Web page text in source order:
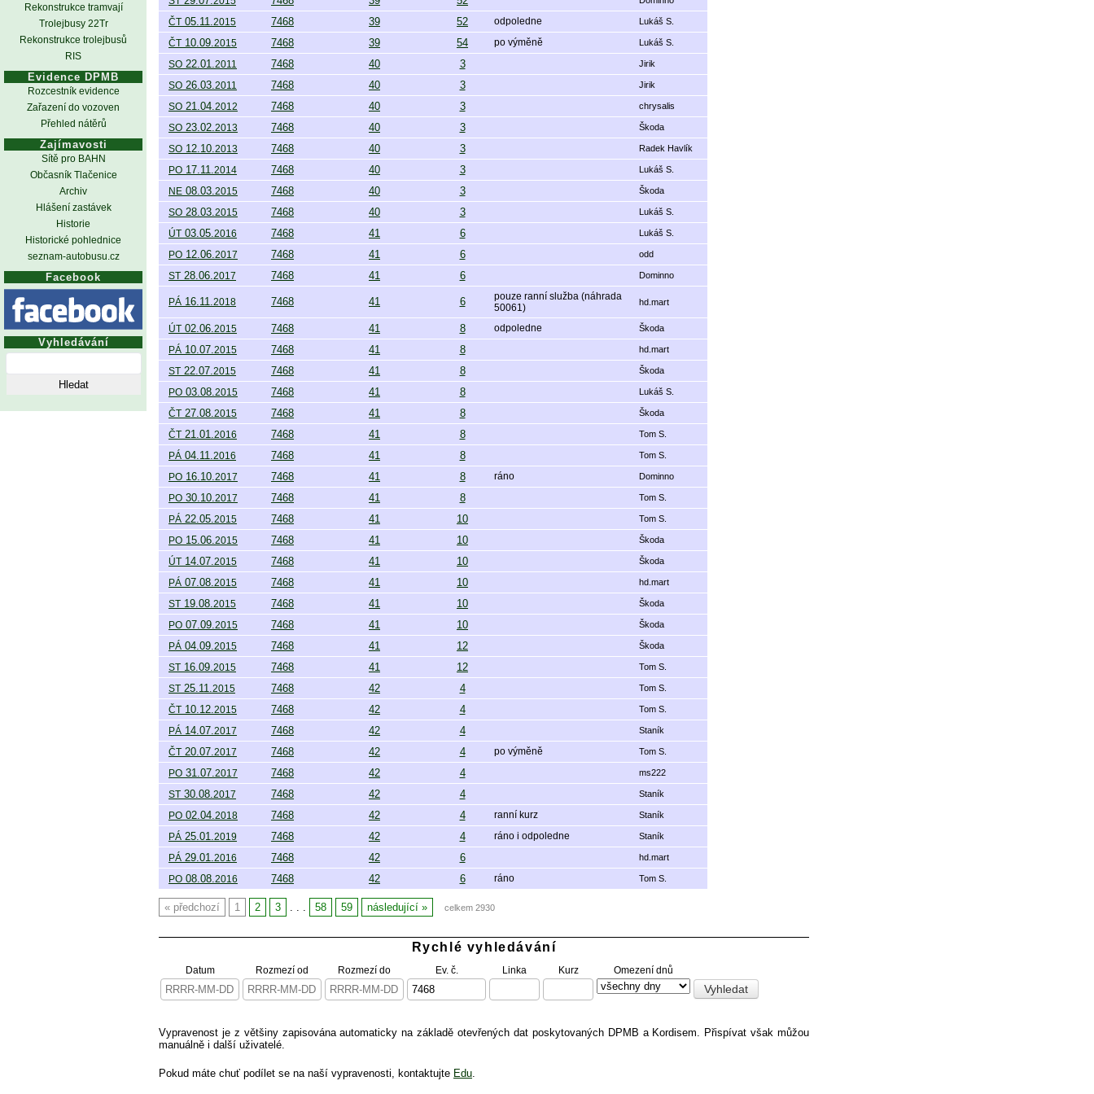
ČT 05.11.2015 7468 39 52 odpoledne Lukáš S.
ČT 10.09.2015 7468 39 54 po výměně Lukáš S.
SO 22.01.2011 7468 40 3 Jirik
SO 26.03.2011 7468 40 3 Jirik
SO 21.04.2012 7468 40 3 chrysalis
SO 23.02.2013 7468 40 3 Škoda
SO 12.10.2013 7468 40 3 Radek Havlík
PO 17.11.2014 7468 40 3 Lukáš S.
NE 08.03.2015 7468 40 3 Škoda
SO 28.03.2015 7468 40 3 Lukáš S.
ÚT 03.05.2016 7468 41 6 Lukáš S.
PO 12.06.2017 7468 41 6 odd
ST 28.06.2017 7468 41 6 Dominno
PÁ 16.11.2018 7468 41 6
pouze ranní služba (náhrada
50061)
hd.mart
ÚT 02.06.2015 7468 41 8 odpoledne Škoda
PÁ 10.07.2015 7468 41 8 hd.mart
ST 22.07.2015 7468 41 8 Škoda
PO 03.08.2015 7468 41 8 Lukáš S.
ČT 27.08.2015 7468 41 8 Škoda
ČT 21.01.2016 7468 41 8 Tom S.
PÁ 04.11.2016 7468 41 8 Tom S.
PO 16.10.2017 7468 41 8 ráno Dominno
PO 30.10.2017 7468 41 8 Tom S.
PÁ 22.05.2015 7468 41 10 Tom S.
PO 15.06.2015 7468 41 10 Škoda
ÚT 14.07.2015 7468 41 10 Škoda
PÁ 07.08.2015 7468 41 10 hd.mart
ST 19.08.2015 7468 41 10 Škoda
PO 07.09.2015 7468 41 10 Škoda
PÁ 04.09.2015 7468 41 12 Škoda
ST 16.09.2015 7468 41 12 Tom S.
ST 25.11.2015 7468 42 4 Tom S.
ČT 10.12.2015 7468 42 4 Tom S.
PÁ 14.07.2017 7468 42 4 Staník
ČT 20.07.2017 7468 42 4 po výměně Tom S.
PO 31.07.2017 7468 42 4 ms222
ST 30.08.2017 7468 42 4 Staník
PO 02.04.2018 7468 42 4 ranní kurz Staník
PÁ 25.01.2019 7468 42 4 ráno i odpoledne Staník
PÁ 29.01.2016 7468 42 6 hd.mart
PO 08.08.2016 7468 42 6 ráno Tom S.
předchozí 1 2 3 . . . 58 59 následující celkem 2930
Rychlé vyhledávání
Datum Rozmezí od Rozmezí do Ev. č. Linka Kurz Omezení dnů
Vypravenost je z většiny zapisována automaticky na základě otevřených dat poskytovaných DPMB a Kordisem. Přispívat však můžou
manuálně i další uživatelé.
Pokud máte chuť podílet se na naší vypravenosti, kontaktujte Edu.
Rekonstrukce tramvají
Trolejbusy 22Tr
Rekonstrukce trolejbusů
RIS
Evidence DPMB
Rozcestník evidence
Zařazení do vozoven
Přehled nátěrů
Zajímavosti
Sítě pro BAHN
Občasník Tlačenice
Archiv
Hlášení zastávek
Historie
Historické pohlednice
seznam-autobusu.cz
Facebook
Vyhledávání